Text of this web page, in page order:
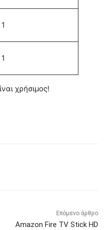
1
1
χρήσιμος!
Επόμενο άρθρο
Amazon Fire TV Stick HD